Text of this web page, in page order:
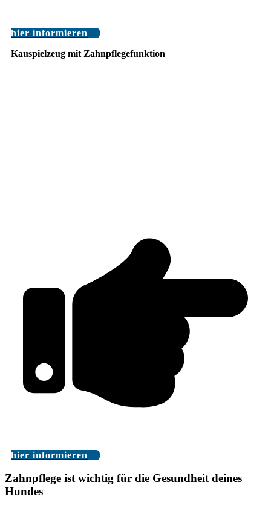
hier informieren
Kauspielzeug mit Zahnpflegefunktion
hier informieren
Zahnpflege ist wichtig für die Gesundheit deines
Hundes